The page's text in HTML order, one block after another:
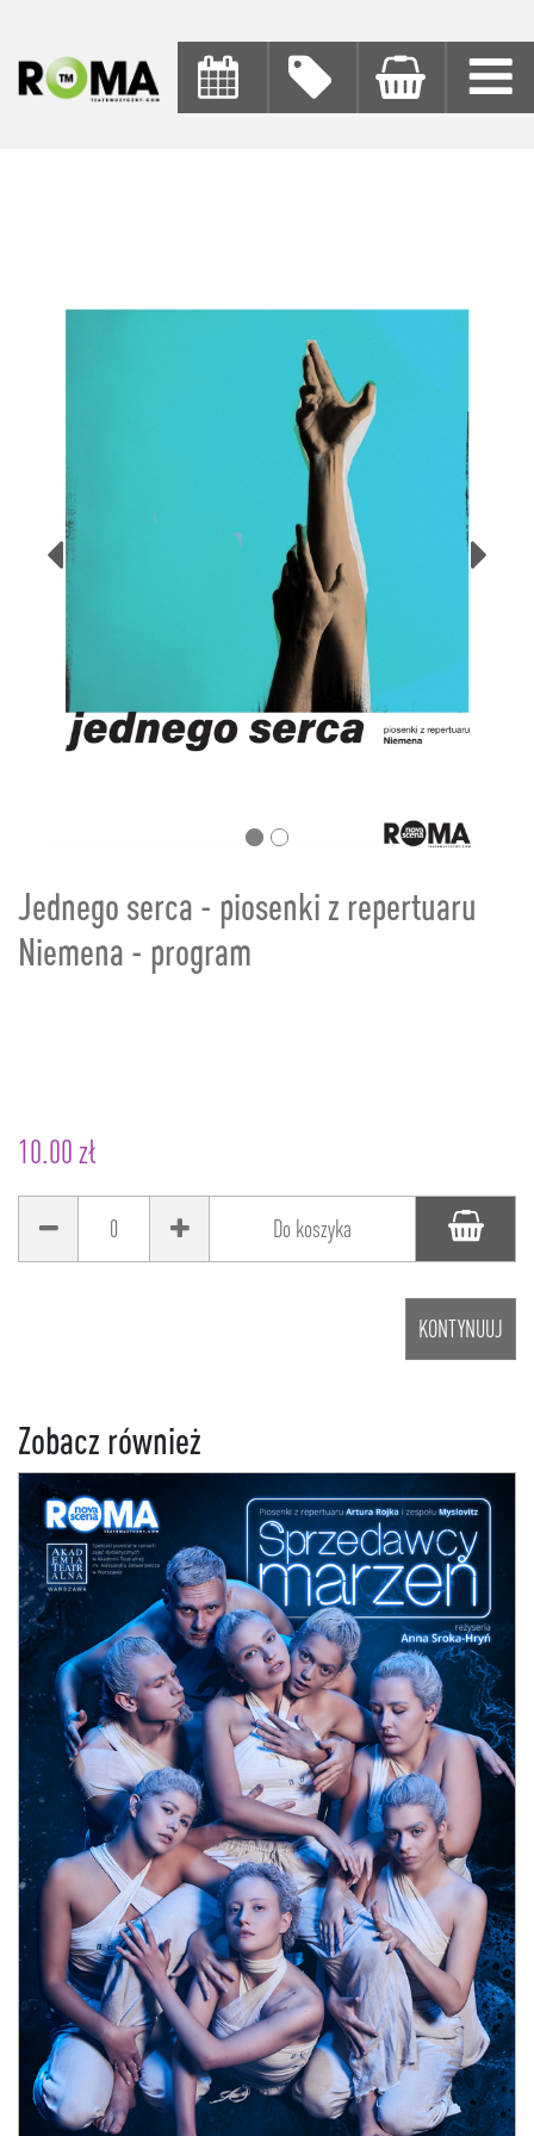
Poprzednie
Jednego serca - piosenki z repertuaru
Niemena - program
10.00 zł
0 Do koszyka
KONTYNUUJ
Zobacz również